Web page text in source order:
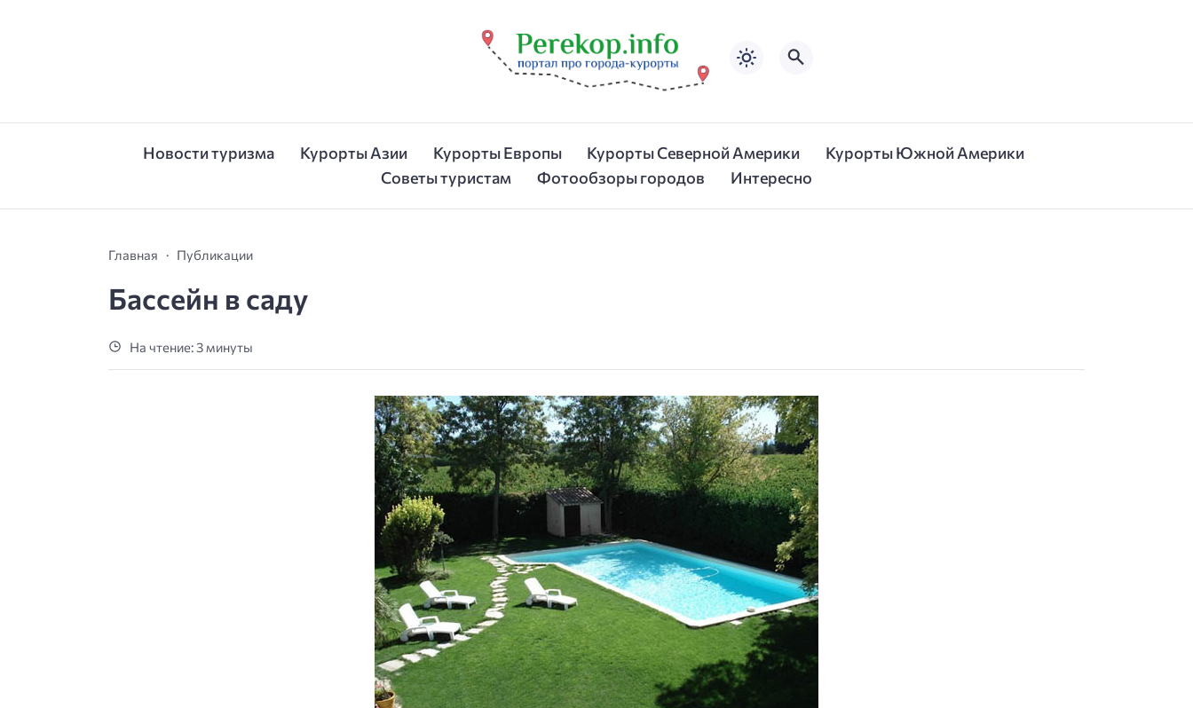
Новости туризма Курорты Азии Курорты Европы Курорты Северной Америки
Курорты Южной Америки
Советы туристам
Фотообзоры городов Интересно
Главная Публикации
Бассейн в саду
На чтение: 3 минуты